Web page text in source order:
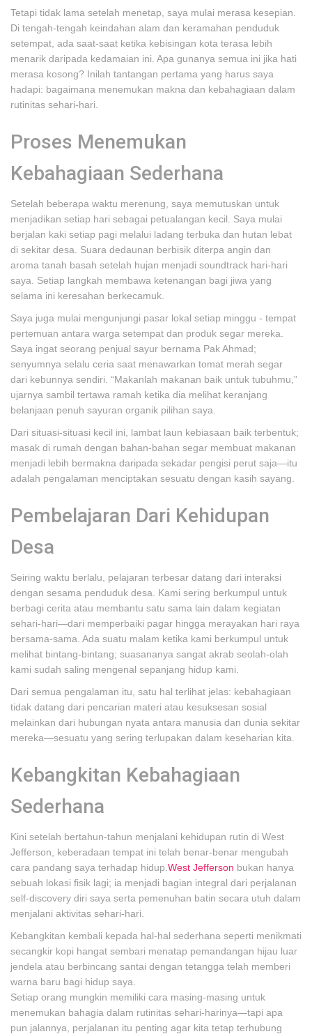
Tetapi tidak lama setelah menetap, saya mulai merasa kesepian.
Di tengah-tengah keindahan alam dan keramahan penduduk
setempat, ada saat-saat ketika kebisingan kota terasa lebih
menarik daripada kedamaian ini. Apa gunanya semua ini jika hati
merasa kosong? Inilah tantangan pertama yang harus saya
hadapi: bagaimana menemukan makna dan kebahagiaan dalam
rutinitas sehari-hari.
Proses Menemukan
Kebahagiaan Sederhana
Setelah beberapa waktu merenung, saya memutuskan untuk
menjadikan setiap hari sebagai petualangan kecil. Saya mulai
berjalan kaki setiap pagi melalui ladang terbuka dan hutan lebat
di sekitar desa. Suara dedaunan berbisik diterpa angin dan
aroma tanah basah setelah hujan menjadi soundtrack hari-hari
saya. Setiap langkah membawa ketenangan bagi jiwa yang
selama ini keresahan berkecamuk.
Saya juga mulai mengunjungi pasar lokal setiap minggu - tempat
pertemuan antara warga setempat dan produk segar mereka.
Saya ingat seorang penjual sayur bernama Pak Ahmad;
senyumnya selalu ceria saat menawarkan tomat merah segar
dari kebunnya sendiri. “Makanlah makanan baik untuk tubuhmu,”
ujarnya sambil tertawa ramah ketika dia melihat keranjang
belanjaan penuh sayuran organik pilihan saya.
Dari situasi-situasi kecil ini, lambat laun kebiasaan baik terbentuk;
masak di rumah dengan bahan-bahan segar membuat makanan
menjadi lebih bermakna daripada sekadar pengisi perut saja—itu
adalah pengalaman menciptakan sesuatu dengan kasih sayang.
Pembelajaran Dari Kehidupan
Desa
Seiring waktu berlalu, pelajaran terbesar datang dari interaksi
dengan sesama penduduk desa. Kami sering berkumpul untuk
berbagi cerita atau membantu satu sama lain dalam kegiatan
sehari-hari—dari memperbaiki pagar hingga merayakan hari raya
bersama-sama. Ada suatu malam ketika kami berkumpul untuk
melihat bintang-bintang; suasananya sangat akrab seolah-olah
kami sudah saling mengenal sepanjang hidup kami.
Dari semua pengalaman itu, satu hal terlihat jelas: kebahagiaan
tidak datang dari pencarian materi atau kesuksesan sosial
melainkan dari hubungan nyata antara manusia dan dunia sekitar
mereka—sesuatu yang sering terlupakan dalam keseharian kita.
Kebangkitan Kebahagiaan
Sederhana
Kini setelah bertahun-tahun menjalani kehidupan rutin di West
Jefferson, keberadaan tempat ini telah benar-benar mengubah
cara pandang saya terhadap hidup. West Jefferson bukan hanya
sebuah lokasi fisik lagi; ia menjadi bagian integral dari perjalanan
self-discovery diri saya serta pemenuhan batin secara utuh dalam
menjalani aktivitas sehari-hari.
Kebangkitan kembali kepada hal-hal sederhana seperti menikmati
secangkir kopi hangat sembari menatap pemandangan hijau luar
jendela atau berbincang santai dengan tetangga telah memberi
warna baru bagi hidup saya.
Setiap orang mungkin memiliki cara masing-masing untuk
menemukan bahagia dalam rutinitas sehari-harinya—tapi apa
pun jalannya, perjalanan itu penting agar kita tetap terhubung